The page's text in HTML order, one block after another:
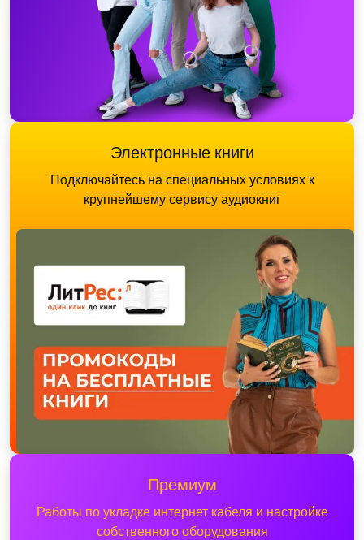
Электронные книги
Подключайтесь на специальных условиях к
крупнейшему сервису аудиокниг
Премиум
Работы по укладке интернет кабеля и настройке
собственного оборудования